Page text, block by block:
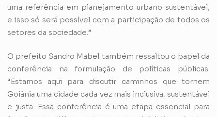
uma referência em planejamento urbano sustentável,
e isso só será possível com a participação de todos os
setores da sociedade.”
O prefeito Sandro Mabel também ressaltou o papel da
conferência na formulação de políticas públicas.
“Estamos aqui para discutir caminhos que tornem
Goiânia uma cidade cada vez mais inclusiva, sustentável
e justa. Essa conferência é uma etapa essencial para